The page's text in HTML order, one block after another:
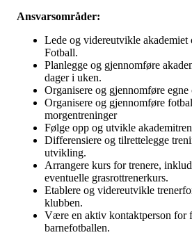
Ansvarsområder:
Lede og videreutvikle
Fotball.
Planlegge og gjennomføre
dager i uken.
Organisere og gjennomføre
Organisere og gjennomføre
morgentreninger
Følge opp og utvikle
Differensiere og tilrettelegge
utvikling.
Arrangere kurs for trenere,
eventuelle grasrottrenerkurs.
Etablere og videreutvikle
klubben.
Være en aktiv kontaktperson for
barnefotballen.